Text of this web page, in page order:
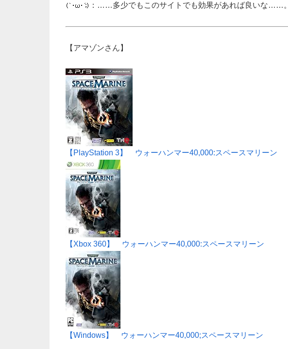
：……多少でもこのサイトでも効果があれば良いな……。
【アマゾンさん】
【PlayStation 3】 ウォーハンマー40,000:スペースマリーン
【Xbox 360】 ウォーハンマー40,000:スペースマリーン
【Windows】 ウォーハンマー40,000;スペースマリーン